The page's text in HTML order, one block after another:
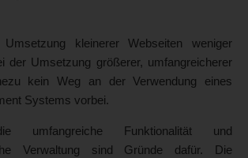
kleinerer Webseiten weniger
der Umsetzung größerer, umfangreicherer
kein Weg an der Verwendung eines
Systems vorbei.
umfangreiche Funktionalität und
Verwaltung sind Gründe dafür. Die